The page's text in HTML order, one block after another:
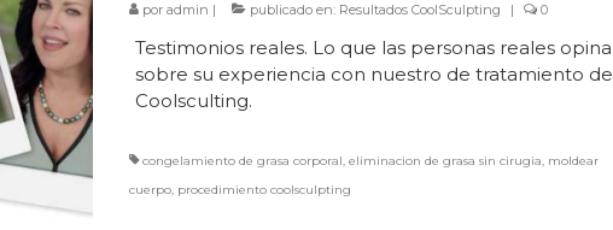
poradmin | publicado en: Resultados CoolSculpting | 0
Testimonios reales. Lo que las personas reales
sobre su experiencia con nuestro de tratamiento de
Coolsculting.
congelamiento de grasa corporal,eliminacion de grasa sin cirugia, moldear
cuerpo, procedimiento coolsculpting